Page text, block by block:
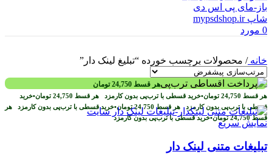
0 مورد
خانه/ محصولات برچسب خورده “تبلیغ لینک دار”
هر قسط 24,750 تومان
هر قسط 24,750 تومان•خرید قسطی با ترب‌پی بدون کارمزد هر قسط 24,750 تومان•خرید
قسطی با ترب‌پی بدون کارمزد هر قسط 24,750 تومان•خرید قسطی با ترب‌پی بدون کارمزد هر
قسط24,750 تومان•خرید قسطی با ترب‌پی بدون کارمزد نمایش سریع
تبلیغات متنی لینک دار